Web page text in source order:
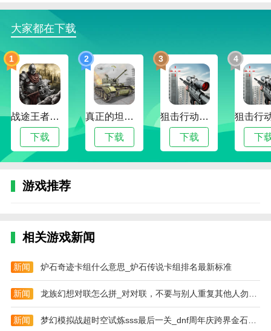
时间单位换算
天。
应用特色
1、为您提供合理安排时间的功能服务
2、清单列表展示一目了然时间规划和重要事件
3、快速知道距离各种节日还有多少天
5、计算两个日期时间之间的间隔，分别以周、
6、同步功能，更换手机也能保留历史数据
1、计算迅速，结果精准，快速了解距离各种日子
的时间
2、用户可以随时随地的使用软件快速完成各种计
算.还能作为记账工具来进行使用.操作简单，功能方
大家都在下载
1
战途王者最新版
下载
2
真正的坦克大战
下载
3
狙击行动代号猎鹰最新版
下载
4
下
游戏推荐
相关游戏新闻
新闻 炉石奇迹卡组什么意思_炉石传说卡组排名最新标准
新闻 龙族幻想对联怎么拼_对对联，不要与别人重复其他人勿抄袭
新闻 梦幻模拟战超时空试炼sss最后一关_dnf周年庆跨界金石将在2019年春节版